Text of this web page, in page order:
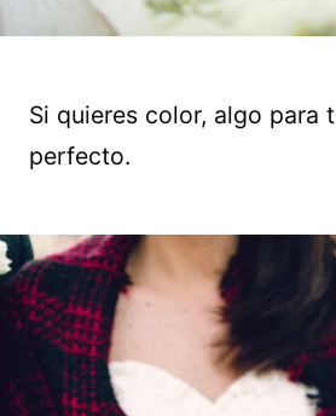
Si quieres color, algo para
perfecto.